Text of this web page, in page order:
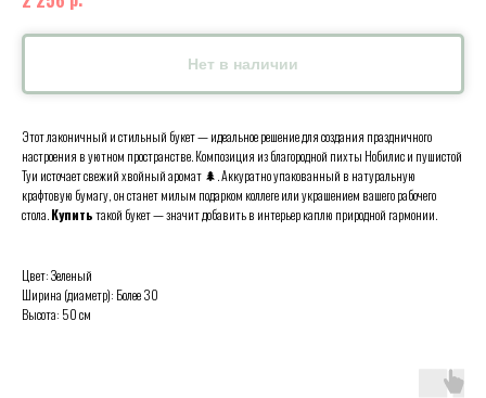
Нет в наличии
Этот лаконичный и стильный букет — идеальное решение для создания праздничного
настроения в уютном пространстве. Композиция из благородной пихты Нобилис и пушистой
Туи источает свежий хвойный аромат 🌲. Аккуратно упакованный в натуральную
крафтовую бумагу, он станет милым подарком коллеге или украшением вашего рабочего
стола.Купитьтакой букет — значит добавить в интерьер каплю природной гармонии.
Цвет: Зеленый
Ширина (диаметр): Более 30
Высота: 50 см